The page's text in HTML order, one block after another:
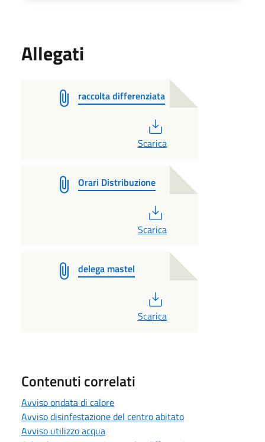
Allegati
raccolta differenziata
Scarica
Orari Distribuzione
Scarica
delega mastel
Scarica
Contenuti correlati
Avviso ondata di calore
Avviso disinfestazione del centro abitato
Avviso utilizzo acqua